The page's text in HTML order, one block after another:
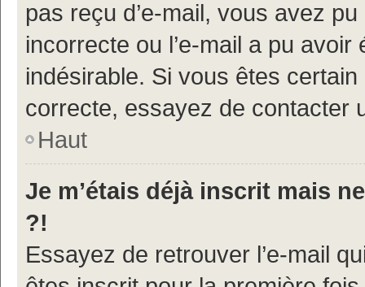
pas reçu d’e-mail, vous avez
incorrecte ou l’e-mail a pu
indésirable. Si vous êtes
correcte, essayez de contacter
Haut
Je m’étais déjà inscrit mais
?!
Essayez de retrouver l’e-mail